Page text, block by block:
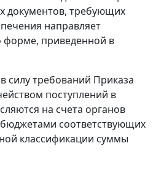
документов, требующих
направляет
форме, приведенной в
силу требований Приказа
поступлений в
на счета органов
соответствующих
классификации суммы